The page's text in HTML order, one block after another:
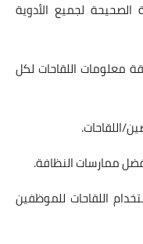
الصحيحة لجميع الأدوية
معلومات اللقاحات لكل
اللقاحات.
ممارسات النظافة.
اللقاحات للموظفين